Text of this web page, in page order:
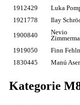
1912429 Luka
1921778
Ilay
1900840
Nevio
1919050 Finn
1830445
Manú
Kategorie